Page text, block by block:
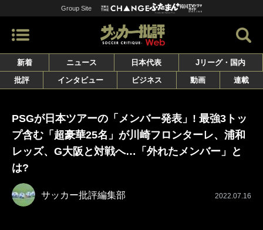
Group Site
新着 ニュース 日本代表
Jリーグ・国内
批評
インタビュー ビジネス 動画 連載
PSGが日本ツアーの「メンバー発表」! 最強3トッ
プ含む「超豪華25名」が川崎フロンターレ、浦和
レッズ、G大阪と対戦へ…「外れたメンバー」と
は?
サッカー批評編集部 2022.07.16